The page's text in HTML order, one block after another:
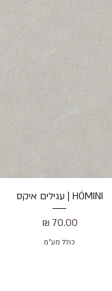
תצוגה מהירהHÓMINI | עגילים איקס
מחיר
כולל מע״מ